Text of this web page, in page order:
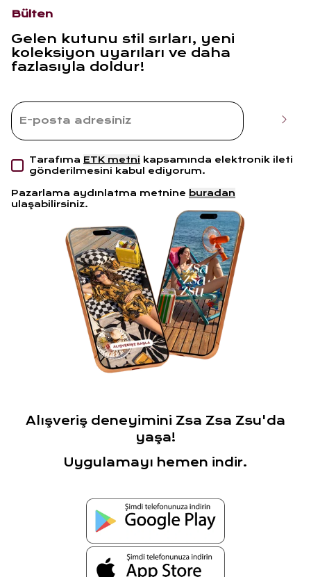
Bülten
Gelen kutunu stil sırları, yeni
koleksiyon uyarıları ve daha
fazlasıyla doldur!
Tarafıma ETK metni kapsamında elektronik ileti
gönderilmesini kabul ediyorum.
Pazarlama aydınlatma metnine buradan
ulaşabilirsiniz.
Alışveriş deneyimini Zsa Zsa Zsu'da
yaşa!
Uygulamayı hemen indir.